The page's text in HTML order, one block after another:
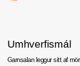
Umhverfismál
Garnsalan leggur sitt af